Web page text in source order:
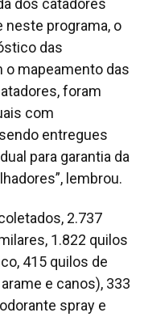
dos catadores
neste programa, o
das
mapeamento das
foram
com
entregues
para garantia da
lembrou.
2.737
1.822 quilos
415 quilos de
e canos), 333
spray e